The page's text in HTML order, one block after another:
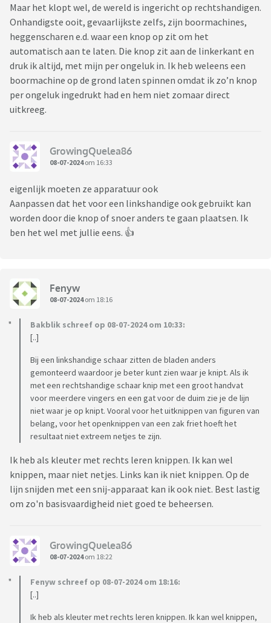
Maar het klopt wel, de wereld is ingericht op rechtshandigen.
Onhandigste ooit, gevaarlijkste zelfs, zijn boormachines,
heggenscharen e.d. waar een knop op zit om het
automatisch aan te laten. Die knop zit aan de linkerkant en
druk ik altijd, met mijn per ongeluk in. Ik heb weleens een
boormachine op de grond laten spinnen omdat ik zo’n knop
per ongeluk ingedrukt had en hem niet zomaar direct
uitkreeg.
GrowingQuelea86
08-07-2024om 16:33
eigenlijk moeten ze apparatuur ook
Aanpassen dat het voor een linkshandige ook gebruikt kan
worden door die knop of snoer anders te gaan plaatsen. Ik
ben het wel met jullie eens. 👍
Fenyw
08-07-2024om 18:16
Bakblik schreef op 08-07-2024 om 10:33:
[..]
Bij een linkshandige schaar zitten de bladen anders
gemonteerd waardoor je beter kunt zien waar je knipt. Als ik
met een rechtshandige schaar knip met een groot handvat
voor meerdere vingers en een gat voor de duim zie je de lijn
niet waar je op knipt. Vooral voor het uitknippen van figuren van
belang, voor het openknippen van een zak friet hoeft het
resultaat niet extreem netjes te zijn.
Ik heb als kleuter met rechts leren knippen. Ik kan wel
knippen, maar niet netjes. Links kan ik niet knippen. Op de
lijn snijden met een snij-apparaat kan ik ook niet. Best lastig
om zo'n basisvaardigheid niet goed te beheersen.
GrowingQuelea86
08-07-2024om 18:22
Fenyw schreef op 08-07-2024 om 18:16:
[..]
Ik heb als kleuter met rechts leren knippen. Ik kan wel knippen,